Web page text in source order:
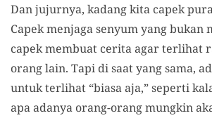
Dan jujurnya, kadang kita capek
Capek menjaga senyum yang
capek membuat cerita agar terlihat
orang lain. Tapi di saat yang sama,
untuk terlihat “biasa aja,” seperti
apa adanya orang-orang mungkin